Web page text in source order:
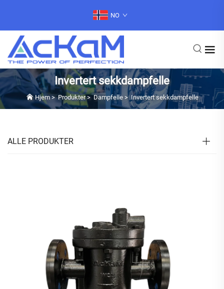
NO
Invertert sekkdampfelle
Hjem>Produkter>Dampfelle> Invertert sekkdampfelle
ALLE PRODUKTER